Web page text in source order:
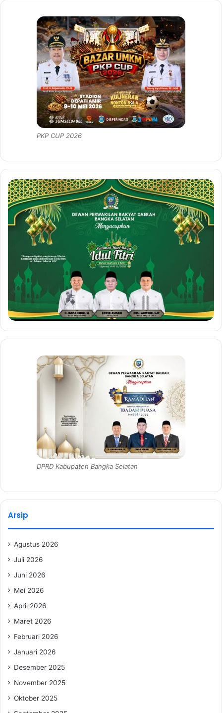
PKP CUP 2026
DPRD Kabupaten Bangka Selatan
Arsip
Agustus 2026
Juli 2026
Juni 2026
Mei 2026
April 2026
Maret 2026
Februari 2026
Januari 2026
Desember 2025
November 2025
Oktober 2025